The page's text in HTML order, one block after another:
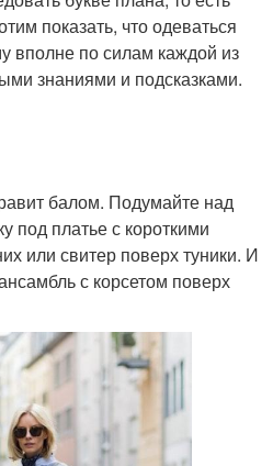
показать, что одеваться
вполне по силам каждой из
знаниями и подсказками.
балом. Подумайте над
под платье с короткими
или свитер поверх туники. И
с корсетом поверх